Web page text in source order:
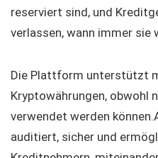
reserviert sind, und
verlassen, wann immer sie
Die Plattform unterstützt
Kryptowährungen, obwohl
verwendet werden
auditiert, sicher und